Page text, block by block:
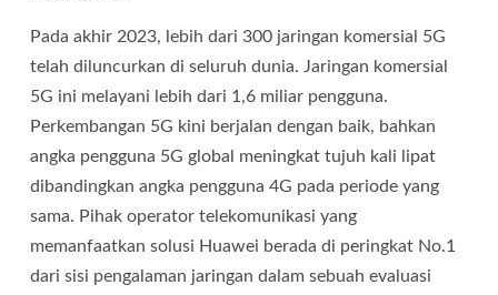
Pada akhir 2023, lebih dari 300 jaringan komersial 5G
telah diluncurkan di seluruh dunia. Jaringan komersial
5G ini melayani lebih dari 1,6 miliar pengguna.
Perkembangan 5G kini berjalan dengan baik, bahkan
angka pengguna 5G global meningkat tujuh kali lipat
dibandingkan angka pengguna 4G pada periode yang
sama. Pihak operator telekomunikasi yang
memanfaatkan solusi Huawei berada di peringkat No.1
dari sisi pengalaman jaringan dalam sebuah evaluasi